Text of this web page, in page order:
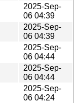
2025-Sep-
06 04:39
2025-Sep-
06 04:39
2025-Sep-
06 04:44
2025-Sep-
06 04:44
2025-Sep-
06 04:24